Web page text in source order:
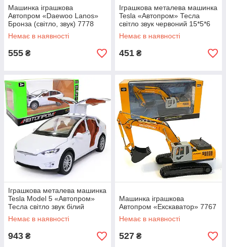
Машинка іграшкова
Автопром «Daewoo Lanos»
Бронза (світло, звук) 7778
Немає в наявності
555 ₴
Іграшкова металева машинка
Tesla «Автопром» Тесла
світло звук червоний 15*5*6
см (6614)
Немає в наявності
451 ₴
Іграшкова металева машинка
Tesla Model 5 «Автопром»
Тесла світло звук білий
21*7*8 см (7574B)
Немає в наявності
943 ₴
Машинка іграшкова
Автопром «Екскаватор» 7767
Немає в наявності
527 ₴